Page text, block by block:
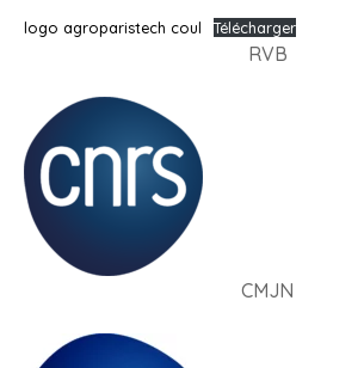
logo agroparistech coul Télécharger
RVB
CMJN